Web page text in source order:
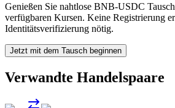
Genießen Sie nahtlose BNB-USDC
verfügbaren Kursen. Keine Registrierung
Identitätsverifizierung nötig.
Jetzt mit dem Tausch beginnen
Verwandte Handelspaare